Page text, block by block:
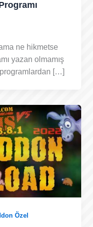
ne hikmetse
yazan olmamış
[…]
Özel